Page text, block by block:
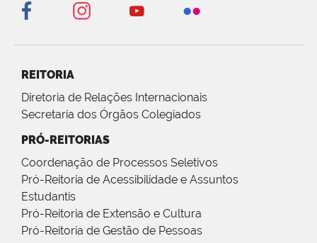
REITORIA
Diretoria de Relações Internacionais
Secretaria dos Órgãos Colegiados
PRÓ-REITORIAS
Coordenação de Processos Seletivos
Pró-Reitoria de Acessibilidade e Assuntos
Estudantis
Pró-Reitoria de Extensão e Cultura
Pró-Reitoria de Gestão de Pessoas